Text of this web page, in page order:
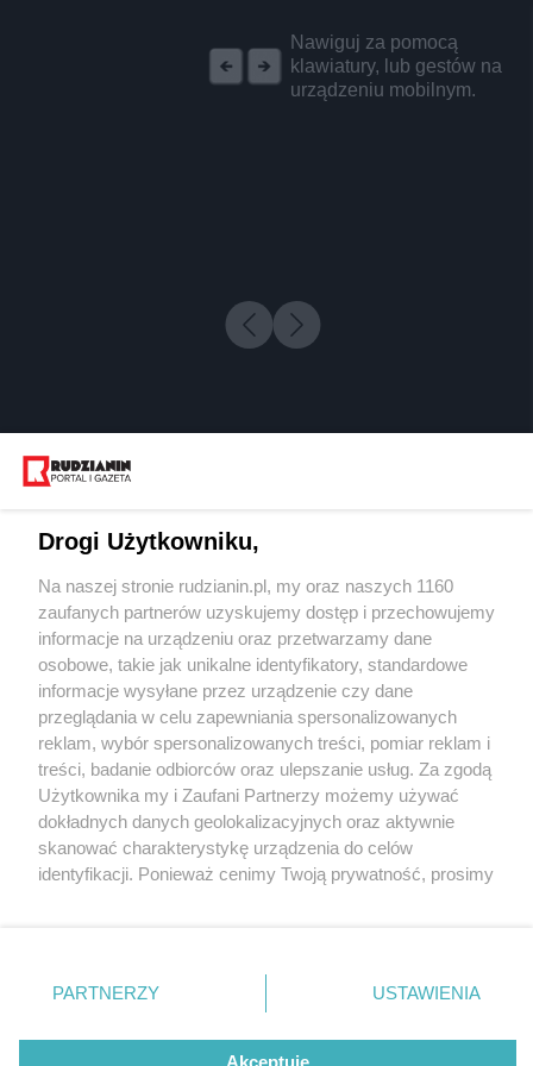
Nawiguj za pomocą
klawiatury, lub gestów na
urządzeniu mobilnym.
3 / 0
Wydawca mediów
Nie zapomnij
zapoznać się z:
polityką prywatności regulamin korzystania z portali
Twojemiasto
Piekary Śląskie
Chorzów
Tarnowskie Góry
Gliwice
Skontakuj sięz nami
Kontakt
Wydawca
Redakcja
Drogi Użytkowniku,
Na naszej stronie rudzianin.pl, my oraz naszych 1160
zaufanych partnerów uzyskujemy dostęp i przechowujemy
informacje na urządzeniu oraz przetwarzamy dane
osobowe, takie jak unikalne identyfikatory, standardowe
informacje wysyłane przez urządzenie czy dane
przeglądania w celu zapewniania spersonalizowanych
reklam, wybór spersonalizowanych treści, pomiar reklam i
treści, badanie odbiorców oraz ulepszanie usług. Za zgodą
Użytkownika my i Zaufani Partnerzy możemy używać
dokładnych danych geolokalizacyjnych oraz aktywnie
skanować charakterystykę urządzenia do celów
identyfikacji. Ponieważ cenimy Twoją prywatność, prosimy
prywatności znajdujący się w lewym dolnym rogu strony
. Niektóre rodzaje przetwarzania danych nie wymagają
zgody użytkownika, ale masz prawo sprzeciwić się
takiemu przetwarzaniu. Preferencje będą miały
PARTNERZY USTAWIENIA
Akceptuję